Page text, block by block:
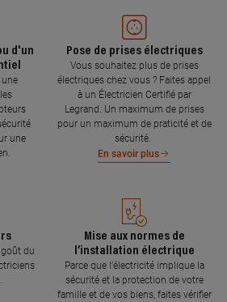
d'un
une
Pose de prises électriques
Vous souhaitez plus de prises
électriques chez vous ? Faites appel
à un Électricien Certifié par
Legrand. Un maximum de prises
pour un maximum de praticité et de
sécurité.
En savoir plus
du
Mise aux normes de
l’installation électrique
Parce que l’électricité implique la
sécurité et la protection de votre
famille et de vos biens, faites vérifier